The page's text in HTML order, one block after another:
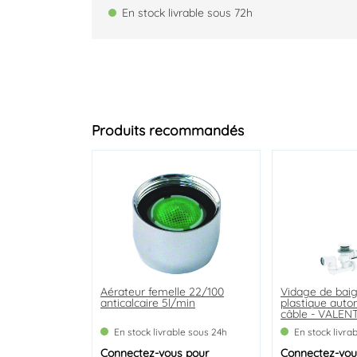
En stock livrable sous 72h
Produits recommandés
Aérateur femelle 22/100
anticalcaire 5l/min
En stock livrable sous 24h
Connectez-vous pour
Vidage de
plastique
câble -
En stock
Connectez-
Pipe WC droite ø100
En stock livrable sous 24h
Connectez-vous pour
Pipe WC
En stock
Connectez-
Rallonge laiton brut mâle
femelle 15/21- Longueur
En stock livrable sous 24h
Connectez-vous pour
Siphon de
vide neo air
En stock
Connectez-